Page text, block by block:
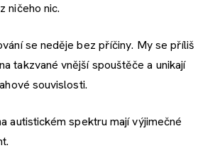
ničeho nic.
se neděje bez příčiny. My se příliš
takzvané vnější spouštěče a unikají
souvislosti.
autistickém spektru mají výjimečné